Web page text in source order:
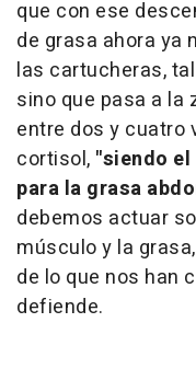
que con ese
de grasa ahora ya
las cartucheras,
sino que pasa a la
entre dos y cuatro
cortisol, "siendo
para la grasa
debemos actuar
músculo y la
de lo que nos han
defiende.